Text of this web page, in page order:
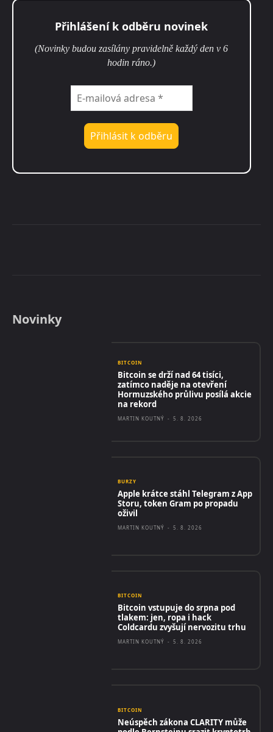
Přihlášení k odběru novinek
(Novinky budou zasílány pravidelně každý den v 6
hodin ráno.)
Novinky
BITCOIN
Bitcoin se drží nad 64 tisíci,
zatímco naděje na otevření
Hormuzského průlivu posílá akcie
na rekord
MARTIN KOUTNÝ - 5. 8. 2026
BURZY
Apple krátce stáhl Telegram z App
Storu, token Gram po propadu
oživil
MARTIN KOUTNÝ - 5. 8. 2026
BITCOIN
Bitcoin vstupuje do srpna pod
tlakem: jen, ropa i hack
Coldcardu zvyšují nervozitu trhu
MARTIN KOUTNÝ - 5. 8. 2026
BITCOIN
Neúspěch zákona CLARITY může